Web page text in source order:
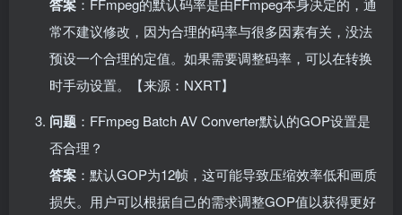
答案 ：FFmpeg的默认码率是由FFmpeg本身决定的，通
常不建议修改，因为合理的码率与很多因素有关，没法
预设一个合理的定值。如果需要调整码率，可以在转换
时手动设置。【来源：NXRT】
问题 ：FFmpeg Batch AV Converter默认的GOP设置是
否合理？
答案 ：默认GOP为12帧，这可能导致压缩效率低和画质
损失。用户可以根据自己的需求调整GOP值以获得更好